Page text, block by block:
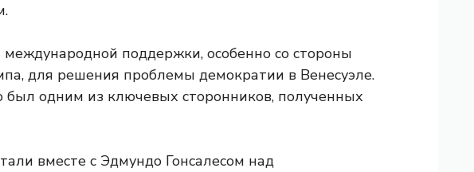
поддержки, особенно со стороны
для решения проблемы демократии в Венесуэле.
был одним из ключевых сторонников, полученных
вместе с Эдмундо Гонсалесом над